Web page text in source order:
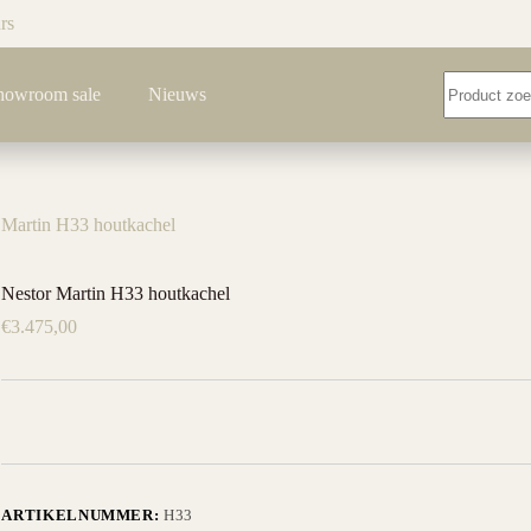
sale Nieuws
resultaten
H33 houtkachel
Nestor Martin H33 houtkachel
€3.475,00
ARTIKELNUMMER:H33